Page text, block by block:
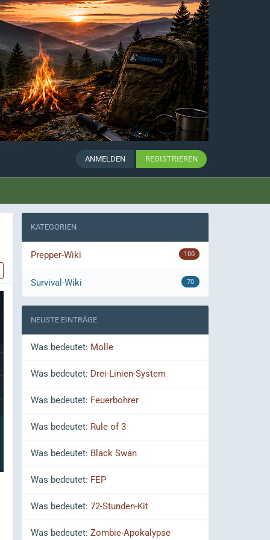
ANMELDEN REGISTRIEREN
KATEGORIEN
Prepper-Wiki 100
Survival-Wiki 70
NEUSTE EINTRÄGE
Was bedeutet: Molle
Was bedeutet: Drei-Linien-System
Was bedeutet: Feuerbohrer
Was bedeutet: Rule of 3
Was bedeutet: Black Swan
Was bedeutet: FEP
Was bedeutet: 72-Stunden-Kit
Was bedeutet: Zombie-Apokalypse